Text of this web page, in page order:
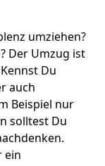
umziehen?
Der Umzug ist
Du
auch
Beispiel nur
solltest Du
ein